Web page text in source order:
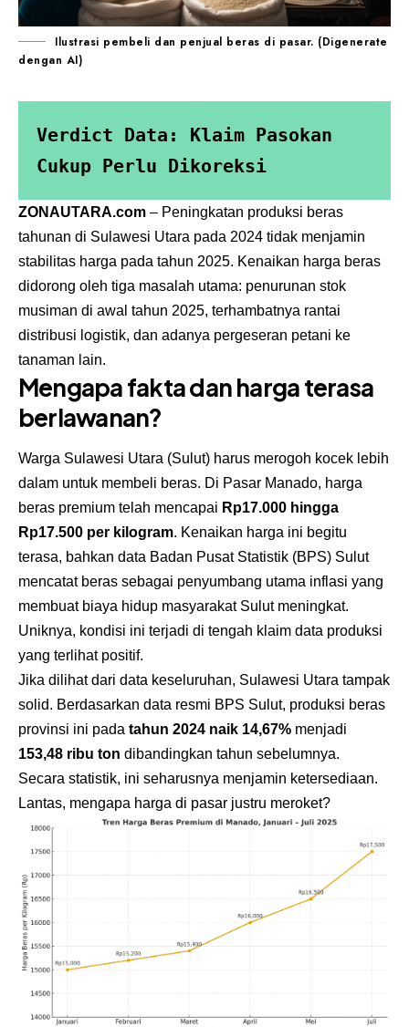
Ilustrasi pembeli dan penjual beras di pasar. (Digenerate
dengan AI)
Verdict Data: Klaim Pasokan
Cukup Perlu Dikoreksi
ZONAUTARA.com – Peningkatan produksi beras
tahunan di Sulawesi Utara pada 2024 tidak menjamin
stabilitas harga pada tahun 2025. Kenaikan harga beras
didorong oleh tiga masalah utama: penurunan stok
musiman di awal tahun 2025, terhambatnya rantai
distribusi logistik, dan adanya pergeseran petani ke
tanaman lain.
Mengapa fakta dan harga terasa
berlawanan?
Warga Sulawesi Utara (Sulut) harus merogoh kocek lebih
dalam untuk membeli beras. Di Pasar Manado, harga
beras premium telah mencapai Rp17.000 hingga
Rp17.500 per kilogram. Kenaikan harga ini begitu
terasa, bahkan data Badan Pusat Statistik (BPS) Sulut
mencatat beras sebagai penyumbang utama inflasi yang
membuat biaya hidup masyarakat Sulut meningkat.
Uniknya, kondisi ini terjadi di tengah klaim data produksi
yang terlihat positif.
Jika dilihat dari data keseluruhan, Sulawesi Utara tampak
solid. Berdasarkan data resmi BPS Sulut, produksi beras
provinsi ini pada tahun 2024 naik 14,67% menjadi
153,48 ribu ton dibandingkan tahun sebelumnya.
Secara statistik, ini seharusnya menjamin ketersediaan.
Lantas, mengapa harga di pasar justru meroket?